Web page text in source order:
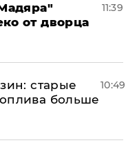
от дворца
11:39
старые
больше
10:49